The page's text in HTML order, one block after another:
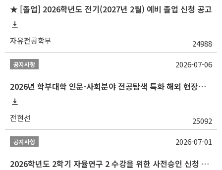
★ [졸업] 2026학년도 전기(2027년 2월) 예비 졸업 신청 공고
자유전공학부 24988
공지사항
2026년 학부대학 인문·사회분야 전공탐색 특화 해외 현장학습 프로그램(중국) 모집 안내
전현선 25092
2026-07-06
공지사항
2026학년도 2학기 자율연구 2 수강을 위한 사전승인 신청 안내
2026-07-01